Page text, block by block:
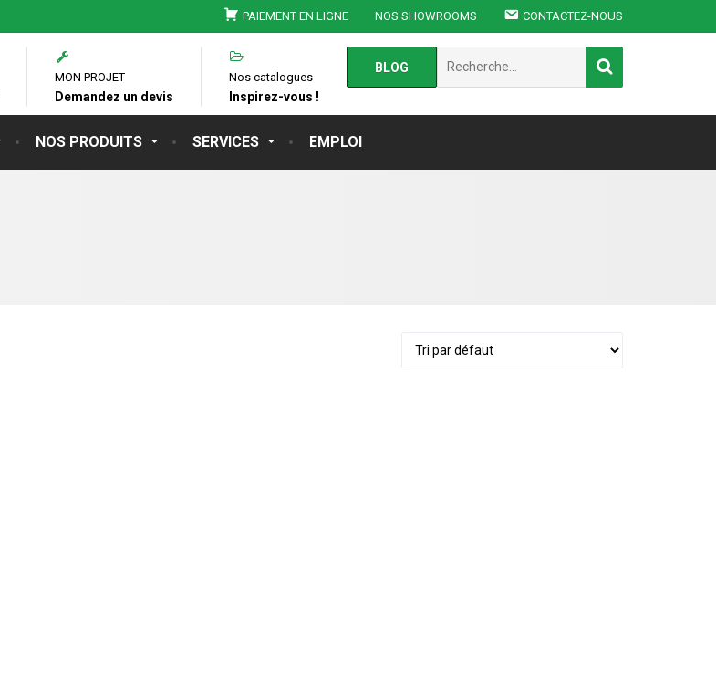
PAIEMENT EN LIGNE NOS SHOWROOMS CONTACTEZ-NOUS
NOS PRODUITS SERVICES EMPLOI
MON PROJET
Demandez un devis
Nos catalogues
Inspirez-vous !
BLOG